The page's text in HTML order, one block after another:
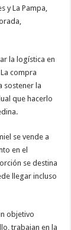
y La Pampa,
la logística en
compra
sostener la
que hacerlo
se vende a
en el
se destina
llegar incluso
objetivo
trabajan en la